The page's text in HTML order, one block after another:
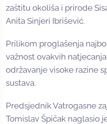
zaštitu okoliša i prirode
Anita Sinjeri Ibrišević.
Prilikom proglašenja
važnost ovakvih
održavanje visoke razine
sustava.
Predsjednik Vatrogasne
Tomislav Špičak naglasio